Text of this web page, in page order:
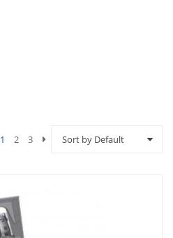
Sort by Default
1 2 3